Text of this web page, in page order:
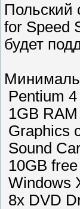
Польский
for Speed
будет
Pentium
1GB
Graphics
Sound
10GB
Windows
8x DVD